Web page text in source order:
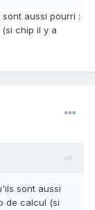
aussi pourri :
chip il y a
sont aussi
de calcul (si